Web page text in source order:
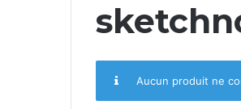
Aucun produit ne